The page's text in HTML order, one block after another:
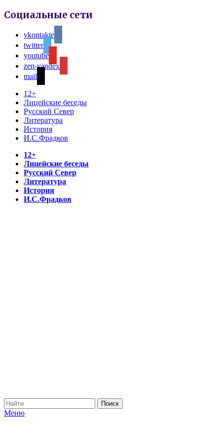
Социальные сети
vkontakte
twitter
youtube
zen-yandex
mail
12+
Лицейские беседы
Русский Север
Литература
История
И.С.Фрадков
12+
Лицейские беседы
Русский Север
Литература
История
И.С.Фрадков
Меню